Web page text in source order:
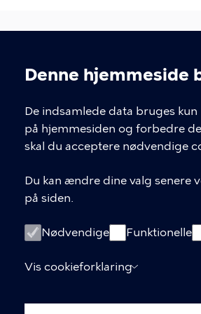
Denne hjemmeside
De indsamlede data bruges
på hjemmesiden og forbedre
skal du acceptere nødvendige
Du kan ændre dine valg senere
på siden.
Nødvendige Funktionelle
Vis cookieforklaring
Arbejdsmiljø
amk@kk.dk
EAN-nummer